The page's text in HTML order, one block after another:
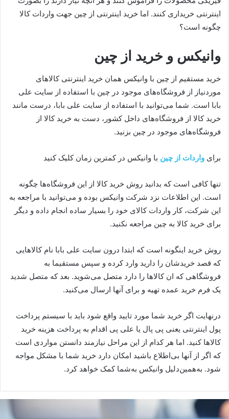
اینترنتی خریداری کنند. اما خرید اینترنتی از چین جهت واردات کالا
چگونه است؟
وانیکس و خرید از چین
خرید مستقیم از چین با وانیکس همان خرید اینترنتی کالاهای
موردنیاز از فروشگاه‌های موجود در چین با استفاده از سایت علی
بابا است. شما می‌توانید با استفاده از سایت علی بابا، درست مانند
خرید کالا از فروشگاه‌های داخل کشور، دست به خرید کالا از
فروشگاه‌های موجود در چین بزنید.
برای واردات از چین با وانیکس در کمترین زمان کلیک کنید
تنها کافی است که بدانید روش خرید کالا از این فروشگاه‌ها چگونه
است. این اطلاعات نزد شرکت وانیکس بوده و می‌توانید با مراجعه به
این شرکت، کار واردات کالای خود را بسیار ساده انجام داده و دیگر
برای خرید کالا به چین مراجعه نکنید.
روش خرید اینگونه است که ابتدا درون سایت علی بابا نام کالاهایی
که قصد خریدشان را دارید وارد کرده و سپس مستقیما به
فروشگاهی که ان کالاها را دارد متصل می‌شوید. بعد که متصل شدید
یک فرم خرید عمده تهیه و برای آنها ارسال می‌کنید.
درنهایت اگر خرید شما مورد تایید واقع شود باید با سیستم پرداخت
پول اینترنتی یعنی پی پال یا علی پی اقدام به پرداخت هزینه خرید
کالاها کنید. اما هر کدام از این مراحل نیازمند دانستن مواردی است
که اگر از آنها بی‌اطلاع باشید امکان دارد خرید شما با مشکل مواجه
شود. به‌همین‌دلیل وانیکس به‌شما کمک خواهد کرد.